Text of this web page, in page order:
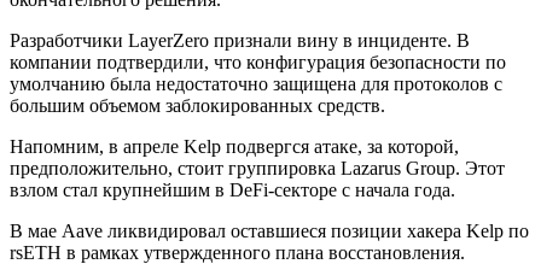
Разработчики LayerZero признали вину в инциденте. В
компании подтвердили, что конфигурация безопасности по
умолчанию была недостаточно защищена для протоколов с
большим объемом заблокированных средств.
Напомним, в апреле Kelp подвергся атаке, за которой,
предположительно, стоит группировка Lazarus Group. Этот
взлом стал крупнейшим в DeFi-секторе с начала года.
В мае Aave ликвидировал оставшиеся позиции хакера Kelp по
rsETH в рамках утвержденного плана восстановления.